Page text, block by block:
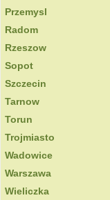
Przemysl
Radom
Rzeszow
Sopot
Szczecin
Tarnow
Torun
Trojmiasto
Wadowice
Warszawa
Wieliczka